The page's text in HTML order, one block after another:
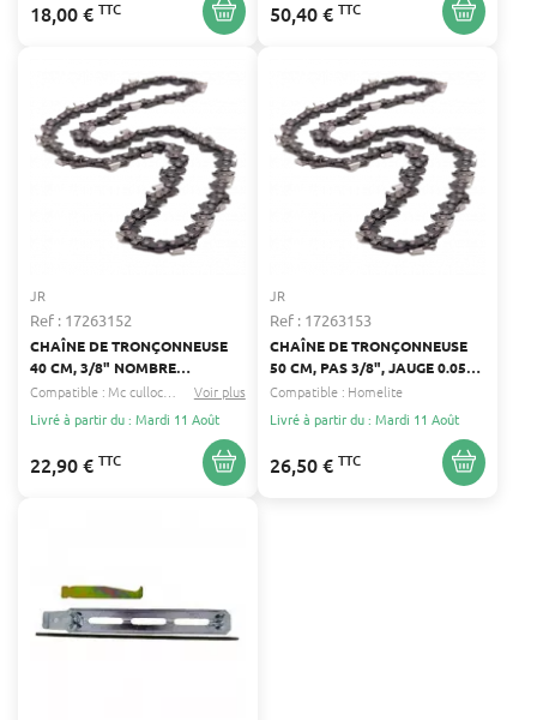
18,00 € TTC 50,40 € TTC
JR
Ref : 17263152
CHAÎNE DE TRONÇONNEUSE
40 CM, 3/8" NOMBRE
D'ENTRAÎNEURS 60 - JAUGE
0.050" (1,3 MM) 40 CM -
ALPINA, SOLO, MCCULLOCH
Compatible : Alpina...
Voir plus
Livré à partir du : Mardi 11 Août
22,90 € TTC
JR
Ref : 17263153
CHAÎNE DE TRONÇONNEUSE
50 CM, PAS 3/8", JAUGE 0.050"
(1.3 MM) - NOMBRE
D'ENTRAINEURS : 70
Compatible : Homelite
Livré à partir du : Mardi 11 Août
26,50 € TTC